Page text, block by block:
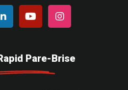
Pare-Brise